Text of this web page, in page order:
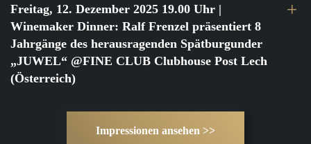
Freitag, 12. Dezember 2025 19.00 Uhr |
Winemaker Dinner: Ralf Frenzel präsentiert 8
Jahrgänge des herausragenden Spätburgunder
„JUWEL“ @FINE CLUB Clubhouse Post Lech
(Österreich)
Impressionen ansehen >>